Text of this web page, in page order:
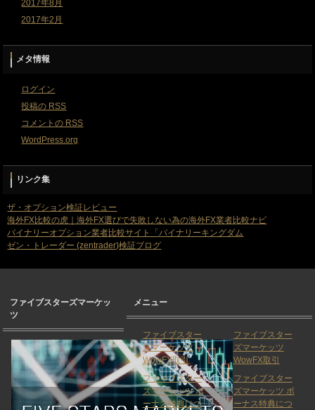
2017年8月
2017年2月
メタ情報
ログイン
投稿の RSS
コメントの RSS
WordPress.org
リンク集
ザ・オプション検証レビュー
海外FX比較の虎｜海外FX選びで失敗しない為の海外FX業者比較ナビ
バイナリーオプション業者比較サイト「バイナリーキングダム
ゼン・トレーダー (zentrader)検証ブログ
ファイブスターズマーケッ
ツ
メニュー
ファイブスター
ズマーケッツ
WowFX取引
ファイブスター
ズマーケッツ ボ
ーナス特典につ
ファイブスター
ズマーケッツ
WowFX取引
ファイブスター
ズマーケッツ ボ
ーナス特典につ